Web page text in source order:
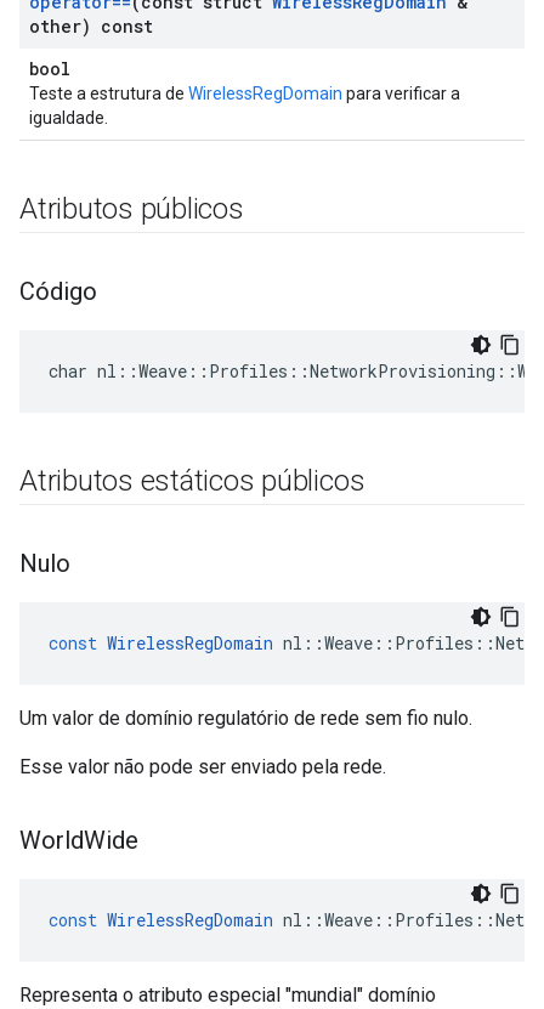
other) const
bool
Teste a estrutura de WirelessRegDomain para verificar a
igualdade.
Atributos públicos
Código
char
Atributos estáticos públicos
Nulo
const WirelessRegDomain nl ::Weave :: Profiles ::
Um valor de domínio regulatório de rede sem fio nulo.
Esse valor não pode ser enviado pela rede.
WorldWide
const WirelessRegDomain nl ::Weave :: Profiles ::
Representa o atributo especial "mundial" domínio